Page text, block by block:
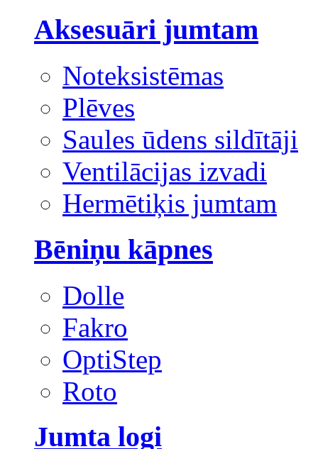
Aksesuāri jumtam
Noteksistēmas
Plēves
Saules ūdens sildītāji
Ventilācijas izvadi
Hermētiķis jumtam
Bēniņu kāpnes
Dolle
Fakro
OptiStep
Roto
Jumta logi